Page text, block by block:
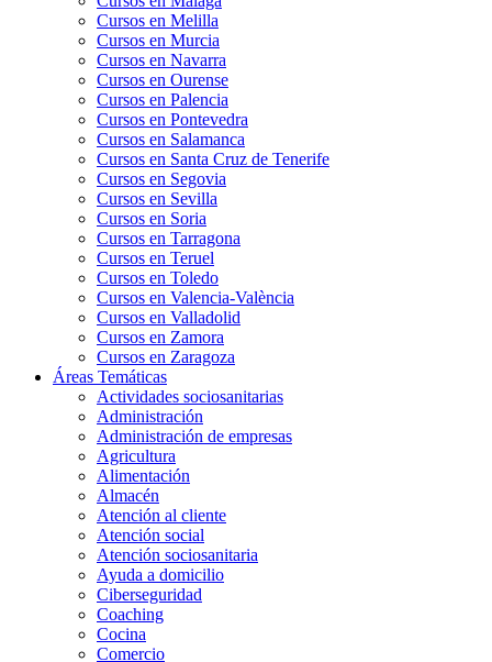
Cursos en Melilla
Cursos en Murcia
Cursos en Navarra
Cursos en Ourense
Cursos en Palencia
Cursos en Pontevedra
Cursos en Salamanca
Cursos en Santa Cruz de Tenerife
Cursos en Segovia
Cursos en Sevilla
Cursos en Soria
Cursos en Tarragona
Cursos en Teruel
Cursos en Toledo
Cursos en Valencia-València
Cursos en Valladolid
Cursos en Zamora
Cursos en Zaragoza
Áreas Temáticas
Actividades sociosanitarias
Administración
Administración de empresas
Agricultura
Alimentación
Almacén
Atención al cliente
Atención social
Atención sociosanitaria
Ayuda a domicilio
Ciberseguridad
Coaching
Cocina
Comercio